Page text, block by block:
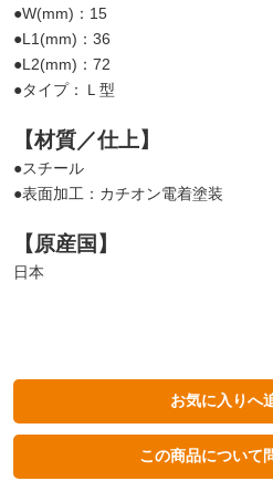
●W(mm)：15
●L1(mm)：36
●L2(mm)：72
●タイプ：Ｌ型
【材質／仕上】
●スチール
●表面加工：カチオン電着塗装
【原産国】
日本